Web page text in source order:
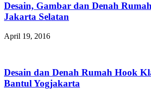
Desain, Gambar dan Denah
Jakarta Selatan
April 19, 2016
Desain dan Denah Rumah Hook
Bantul Yogjakarta